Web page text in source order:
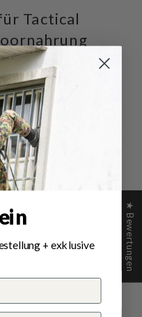
Tactical
Poulet
Bewertung
Eine
Frage
stellen
★ Bewertungen
+ exklusive